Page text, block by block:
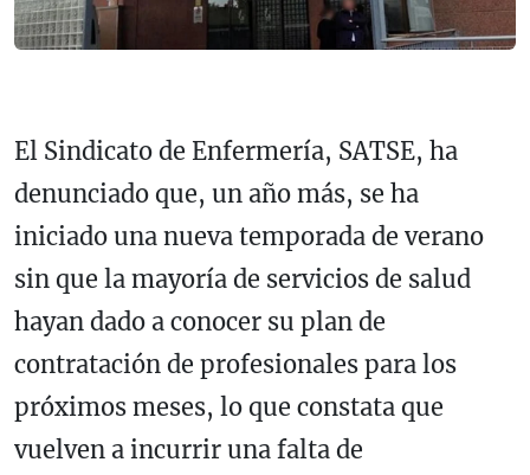
El Sindicato de Enfermería, SATSE, ha
denunciado que, un año más, se ha
iniciado una nueva temporada de verano
sin que la mayoría de servicios de salud
hayan dado a conocer su plan de
contratación de profesionales para los
próximos meses, lo que constata que
vuelven a incurrir una falta de